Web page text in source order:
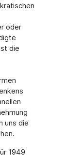
oder
die
uns die
1949